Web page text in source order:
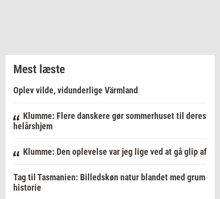
Mest læste
Oplev vilde, vidunderlige Värmland
Klumme: Flere danskere gør sommerhuset til deres
helårshjem
Klumme: Den oplevelse var jeg lige ved at gå glip af
Tag til Tasmanien: Billedskøn natur blandet med grum
historie